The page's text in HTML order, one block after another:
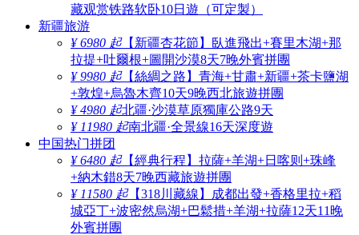
藏观赏铁路软卧10日遊（可定製）
新疆旅游
¥ 6980 起【新疆杏花節】臥進飛出+賽里木湖+那
拉提+吐爾根+圖開沙漠8天7晚外賓拼團
¥ 9980 起【絲綢之路】青海+甘肅+新疆+茶卡鹽湖
+敦煌+烏魯木齊10天9晚西北旅遊拼團
¥ 4980 起北疆·沙漠草原獨庫公路9天
¥ 11980 起南北疆·全景線16天深度遊
中国热门拼团
¥ 6480 起【經典行程】拉薩+羊湖+日喀则+珠峰
+納木錯8天7晚西藏旅遊拼團
¥ 11580 起【318川藏線】成都出發+香格里拉+稻
城亞丁+波密然烏湖+巴鬆措+羊湖+拉薩12天11晚
外賓拼團